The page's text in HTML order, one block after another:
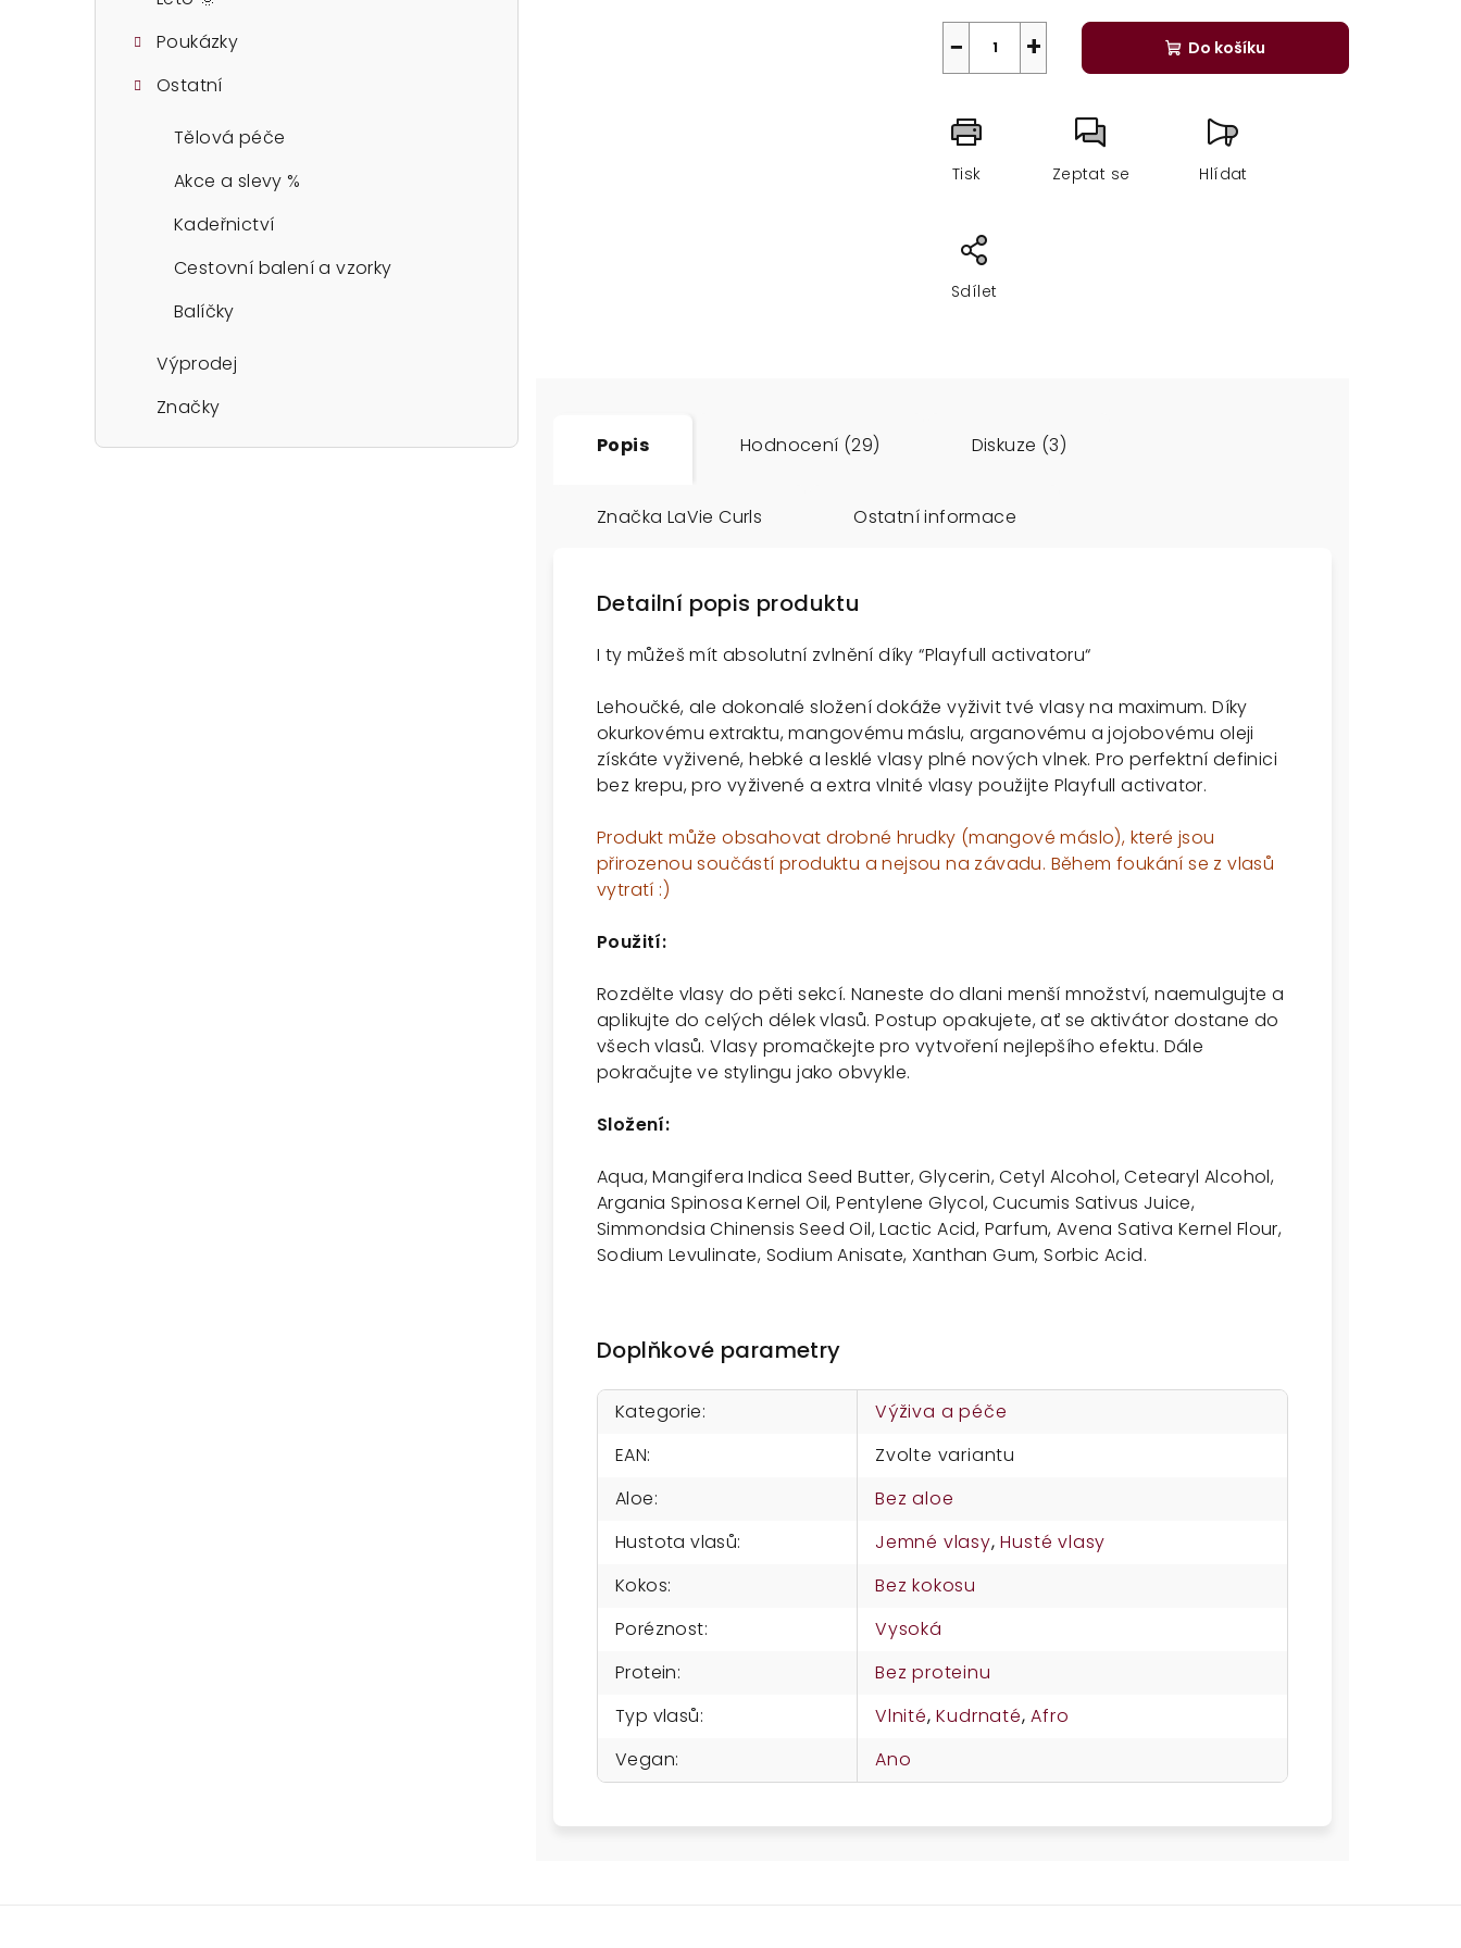
Poukázky
Ostatní
Tělová péče
Akce a slevy %
Kadeřnictví
Cestovní balení a vzorky
Balíčky
Výprodej
Značky
+
− Do košíku
Tisk Zeptat se Hlídat
Sdílet
Popis Hodnocení (29) Diskuze (3)
Značka LaVie Curls Ostatní informace
Detailní popis produktu
I ty můžeš mít absolutní zvlnění díky “Playfull activatoru“
Lehoučké, ale dokonalé složení dokáže vyživit tvé vlasy na maximum. Díky
okurkovému extraktu, mangovému máslu, arganovému a jojobovému oleji
získáte vyživené, hebké a lesklé vlasy plné nových vlnek. Pro perfektní definici
bez krepu, pro vyživené a extra vlnité vlasy použijte Playfull activator.
Produkt může obsahovat drobné hrudky (mangové máslo), které jsou
přirozenou součástí produktu a nejsou na závadu. Během foukání se z vlasů
vytratí :)
Použití:
Rozdělte vlasy do pěti sekcí. Naneste do dlani menší množství, naemulgujte a
aplikujte do celých délek vlasů. Postup opakujete, ať se aktivátor dostane do
všech vlasů. Vlasy promačkejte pro vytvoření nejlepšího efektu. Dále
pokračujte ve stylingu jako obvykle.
Složení:
Aqua, Mangifera Indica Seed Butter, Glycerin, Cetyl Alcohol, Cetearyl Alcohol,
Argania Spinosa Kernel Oil, Pentylene Glycol, Cucumis Sativus Juice,
Simmondsia Chinensis Seed Oil, Lactic Acid, Parfum, Avena Sativa Kernel Flour,
Sodium Levulinate, Sodium Anisate, Xanthan Gum, Sorbic Acid.
Doplňkové parametry
Kategorie:
Výživa a péče
EAN:
Zvolte variantu
Aloe:
Bez aloe
Hustota vlasů: Jemné vlasy,Husté vlasy
Kokos:
Bez kokosu
Poréznost:
Vysoká
Protein:
Bez proteinu
Typ vlasů: Vlnité,Kudrnaté,Afro
Vegan: Ano